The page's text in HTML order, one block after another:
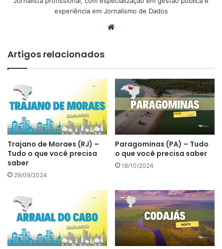
experiência em Jornalismo de Dados
Artigos relacionados
Trajano de Moraes (RJ) –
Tudo o que você precisa
saber
29/09/2024
Paragominas (PA) – Tudo
o que você precisa saber
18/10/2024